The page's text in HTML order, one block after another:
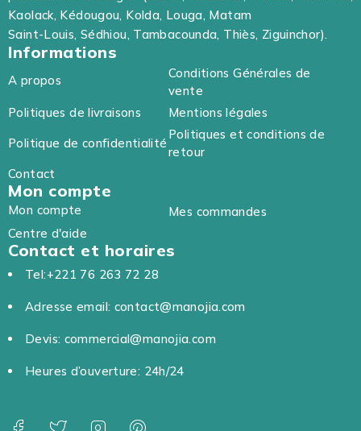
Kaolack, Kédougou, Kolda, Louga, Matam
Saint-Louis, Sédhiou, Tambacounda, Thiès, Ziguinchor).
Informations
A propos
Conditions Générales de
vente
Politiques de livraisons
Mentions légales
Politique de confidentialité
Politiques et conditions de
retour
Contact
Mon compte
Mon compte
Mes commandes
Centre d'aide
Contact et horaires
Tel:+221 76 263 72 28
Adresse email: contact@manojia.com
Devis: commercial@manojia.com
Heures d’ouverture: 24h/24